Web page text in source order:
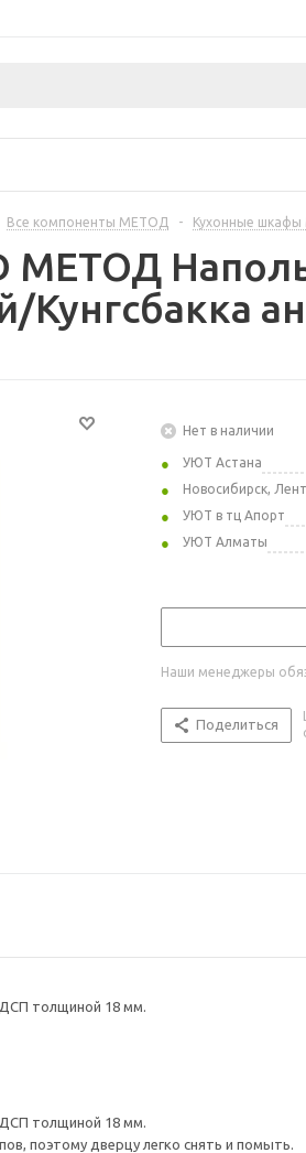
Все компоненты МЕТОД - Кухонные
МЕТОД
Нет в наличии
УЮТ Астана
Новосибирск,
УЮТ в тц Апорт
УЮТ Алматы
Наши менеджеры
Поделиться
ДСП толщиной 18 мм.
ДСП толщиной 18 мм.
поэтому дверцу легко снять и помыть.